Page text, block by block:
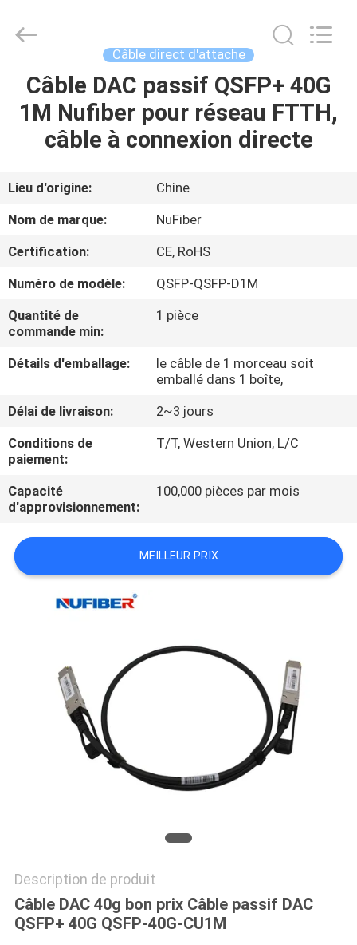
MAISON
PRODUITS
AU
SUJET
DE
VISITE
DE
QUALITÉ
CONTACTEZ-
NOUS
NOUVELLES
CITATION
DE
CONFIDENTIALITÉ
Fivision
Digital
Reserved.
Câble direct d'attache
Câble DAC passif QSFP+ 40G
1M Nufiber pour réseau FTTH,
câble à connexion directe
Lieu d'origine:
Chine
Nom de marque:
NuFiber
Certification:
CE, RoHS
Numéro de modèle:
QSFP-QSFP-D1M
Quantité de
commande min:
1 pièce
Détails d'emballage:
le câble de 1 morceau soit
emballé dans 1 boîte,
Délai de livraison:
2~3 jours
Conditions de
paiement:
T/T, Western Union, L/C
Capacité
d'approvisionnement:
100,000 pièces par mois
MEILLEUR PRIX
Description de produit
Câble DAC 40g bon prix Câble passif DAC
QSFP+ 40G QSFP-40G-CU1M